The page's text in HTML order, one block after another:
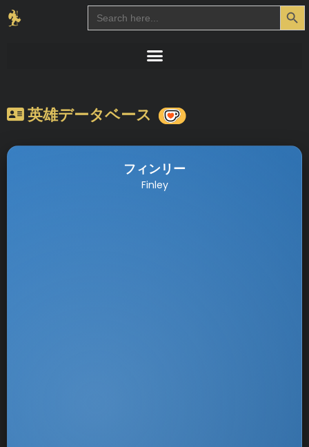
Search
for:
Search Button
英雄データベース
フィンリー
Finley